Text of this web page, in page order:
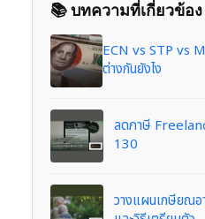
📚 บทความที่เกี่ยวข้อง
ECN vs STP
ต่างกันยังไง
ลดภาษี
130
วางแผนเกษียณ